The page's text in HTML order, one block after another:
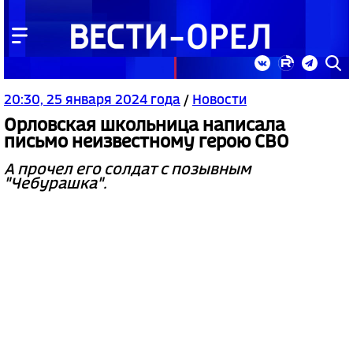
20:30, 25 января 2024 года / Новости
Орловская школьница написала
письмо неизвестному герою СВО
А прочел его солдат с позывным
"Чебурашка".